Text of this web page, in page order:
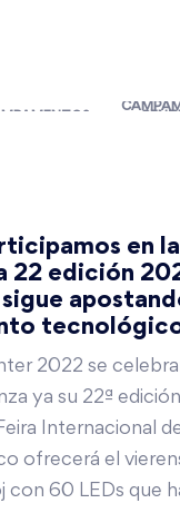
en la
22 edición
2022 se
ya su 22ª
Internacional
ofrecerá el
con 60 LEDs que